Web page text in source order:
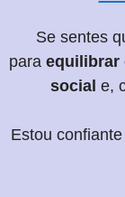
Se sentes
para equilibrar
social e,
Estou